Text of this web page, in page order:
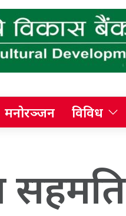
मनोरञ्जन विविध
सहमति